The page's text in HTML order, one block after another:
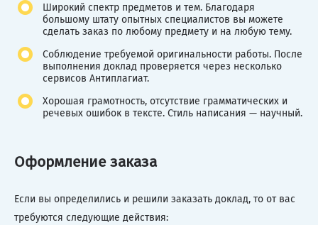
Широкий спектр предметов и тем. Благодаря
большому штату опытных специалистов вы можете
сделать заказ по любому предмету и на любую тему.
Соблюдение требуемой оригинальности работы. После
выполнения доклад проверяется через несколько
сервисов Антиплагиат.
Хорошая грамотность, отсутствие грамматических и
речевых ошибок в тексте. Стиль написания — научный.
Оформление заказа
Если вы определились и решили заказать доклад, то от вас
требуются следующие действия: